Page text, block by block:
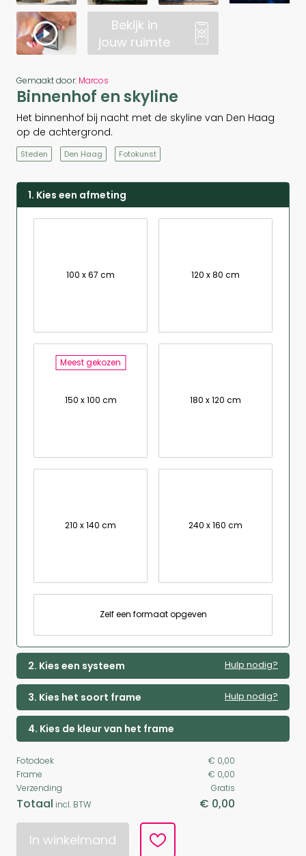
Bekijk in
jouw ruimte
Gemaakt door: Marcos
Binnenhof en skyline
Het binnenhof bij nacht met de skyline van Den Haag
op de achtergrond.
Steden Den Haag Fotokunst
1. Kies een afmeting
100 x 67 cm 120 x 80 cm
Meest gekozen
150 x 100 cm 180 x 120 cm
210 x 140 cm 240 x 160 cm
Zelf een formaat opgeven
2. Kies een systeem Hulp nodig?
3. Kies het soort frame Hulp nodig?
4. Kies de kleur van het frame
Fotodoek
€ 0,00
Frame
€ 0,00
Verzending
Gratis
Totaal incl. BTW € 0,00
In winkelmand